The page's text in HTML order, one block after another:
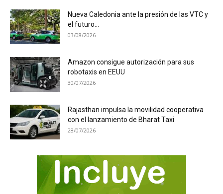
Nueva Caledonia ante la presión de las VTC y
el futuro...
03/08/2026
Amazon consigue autorización para sus
robotaxis en EEUU
30/07/2026
Rajasthan impulsa la movilidad cooperativa
con el lanzamiento de Bharat Taxi
28/07/2026